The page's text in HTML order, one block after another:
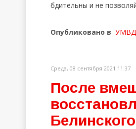
бдительны и не
Опубликовано в УМВД
Среда, 08 сентября 2021 11:37
После